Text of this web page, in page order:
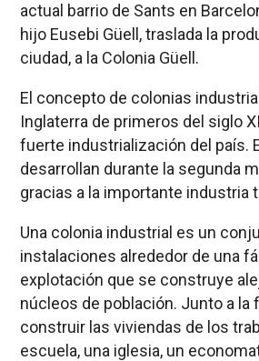
actual barrio de Sants en
hijo Eusebi Güell, traslada la
ciudad, a la Colonia Güell.
El concepto de colonias
Inglaterra de primeros del siglo
fuerte industrialización del país.
desarrollan durante la segunda
gracias a la importante industria
Una colonia industrial es un
instalaciones alrededor de una
explotación que se construye
núcleos de población. Junto a la
construir las viviendas de los
escuela, una iglesia, un